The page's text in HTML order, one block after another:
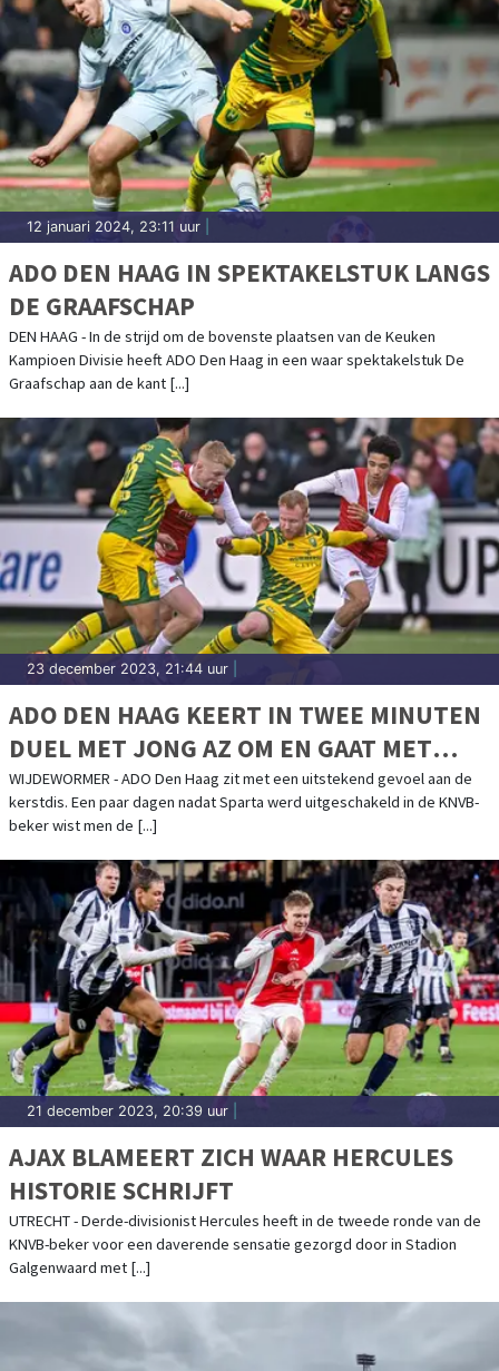
12 januari 2024, 23:11 uur
ADO DEN HAAG IN SPEKTAKELSTUK LANGS
DE GRAAFSCHAP
DEN HAAG - In de strijd om de bovenste plaatsen van de Keuken
Kampioen Divisie heeft ADO Den Haag in een waar spektakelstuk De
Graafschap aan de kant [...]
23 december 2023, 21:44 uur
ADO DEN HAAG KEERT IN TWEE MINUTEN
DUEL MET JONG AZ OM EN GAAT MET
GOED GEVOEL WINTERSTOP IN
WIJDEWORMER - ADO Den Haag zit met een uitstekend gevoel aan de
kerstdis. Een paar dagen nadat Sparta werd uitgeschakeld in de KNVB-
beker wist men de [...]
21 december 2023, 20:39 uur
AJAX BLAMEERT ZICH WAAR HERCULES
HISTORIE SCHRIJFT
UTRECHT - Derde-divisionist Hercules heeft in de tweede ronde van de
KNVB-beker voor een daverende sensatie gezorgd door in Stadion
Galgenwaard met [...]